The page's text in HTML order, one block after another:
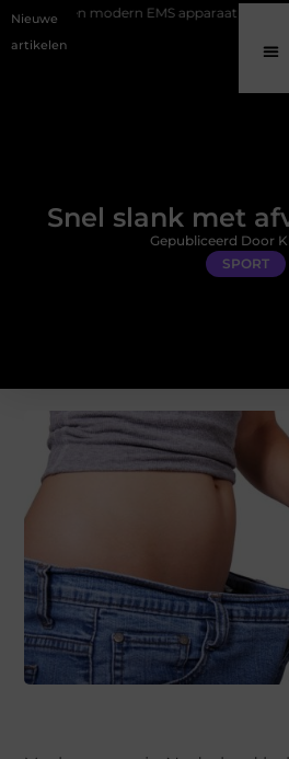
Nieuwe
artikelen
EMS apparaat Hoe online
Snel slank met
SPORT
Gepubliceerd Door